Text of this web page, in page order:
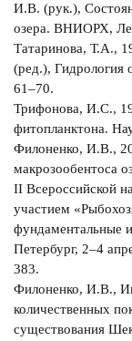
И.В. (рук.),
озера. ВНИОРХ,
Татаринова, Т.А.,
(ред.), Гидрология
61–70.
Трифонова, И.С.,
фитопланктона.
Филоненко, И.В.,
макрозообентоса
II Всероссийской
участием
фундаментальные
Петербург, 2–4
383.
Филоненко, И.В.,
количественных
существования